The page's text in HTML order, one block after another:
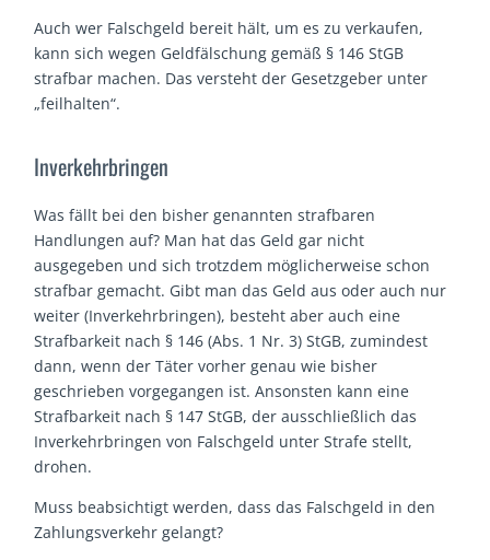
Auch wer Falschgeld bereit hält, um es zu verkaufen,
kann sich wegen Geldfälschung gemäß § 146 StGB
strafbar machen. Das versteht der Gesetzgeber unter
„feilhalten“.
Inverkehrbringen
Was fällt bei den bisher genannten strafbaren
Handlungen auf? Man hat das Geld gar nicht
ausgegeben und sich trotzdem möglicherweise schon
strafbar gemacht. Gibt man das Geld aus oder auch nur
weiter (Inverkehrbringen), besteht aber auch eine
Strafbarkeit nach § 146 (Abs. 1 Nr. 3) StGB, zumindest
dann, wenn der Täter vorher genau wie bisher
geschrieben vorgegangen ist. Ansonsten kann eine
Strafbarkeit nach § 147 StGB, der ausschließlich das
Inverkehrbringen von Falschgeld unter Strafe stellt,
drohen.
Muss beabsichtigt werden, dass das Falschgeld in den
Zahlungsverkehr gelangt?